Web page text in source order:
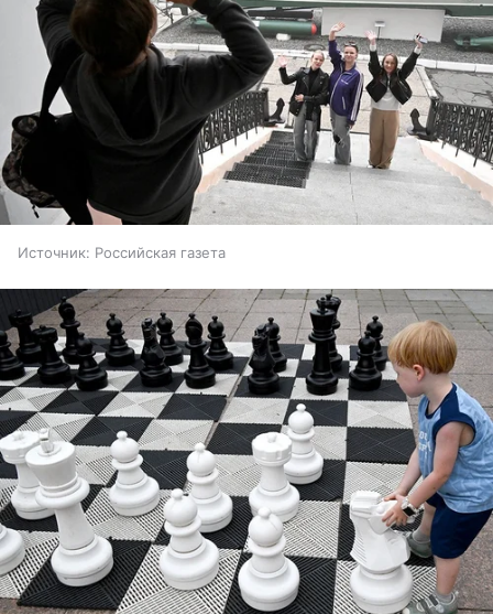
Источник: Российская газета